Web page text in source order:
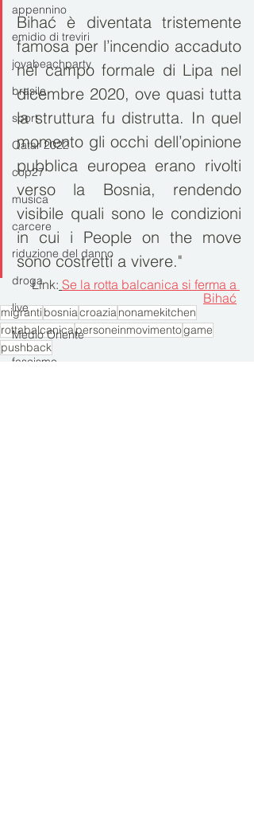
appennino
emidio di treviri
jovabeachparty
brasile
sport
Qatar 2022
cop27
musica
carcere
riduzione del danno
droga
live
Medio Oriente
fascismo
Bihać è diventata tristemente
famosa per l’incendio accaduto
nel campo formale di Lipa nel
dicembre 2020, ove quasi tutta
la struttura fu distrutta. In quel
momento gli occhi dell’opinione
pubblica europea erano rivolti
verso la Bosnia, rendendo
visibile quali sono le condizioni
in cui i People on the move
sono costretti a vivere."
Link: Se la rotta balcanica si ferma a
Bihać
migranti bosniacroazianonamekitchen
rottabalcanicapersoneinmovimentogame
pushback